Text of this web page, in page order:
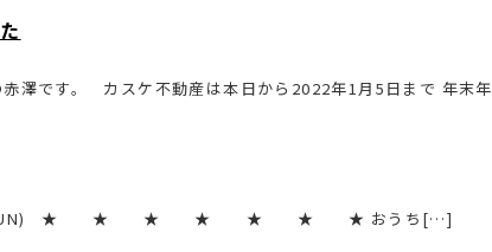
澤です。 カスケ不動産は本日から2022年1月5日まで 年末年
＆20(SUN) ★ ★ ★ ★ ★ ★ ★ おうち[…]